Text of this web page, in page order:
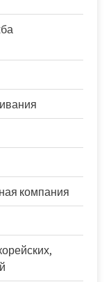
компания